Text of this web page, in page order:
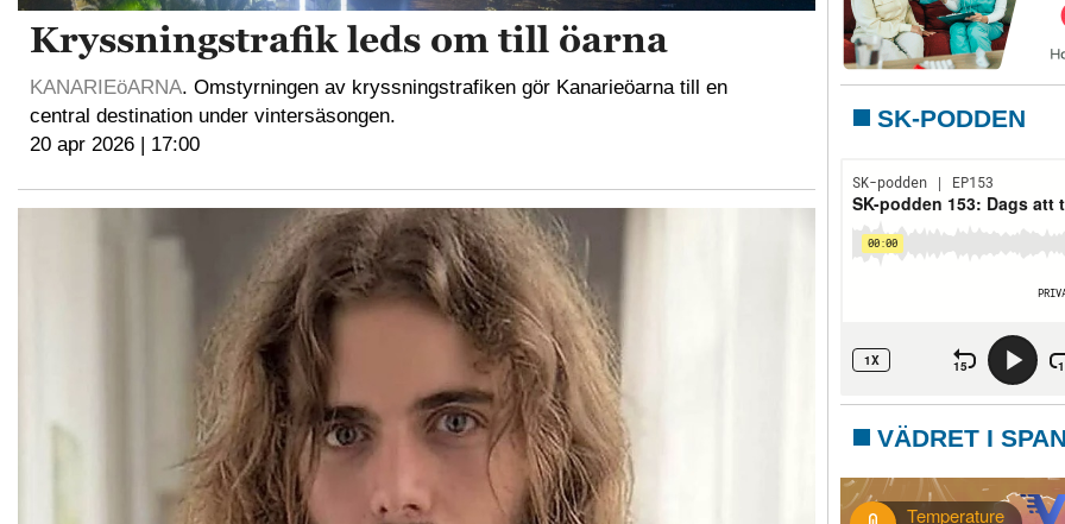
Kryssningstrafik leds om till öarna
KANARIEöARNA. Omstyrningen av kryssningstrafiken gör Kanarieöarna till en
central destination under vintersäsongen.
20 apr 2026 | 17:00
SK-PODDEN
VÄDRET I